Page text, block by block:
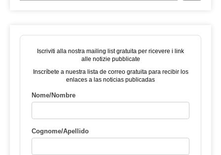
Iscriviti alla nostra mailing list gratuita per ricevere i link
alle notizie pubblicate
Inscríbete a nuestra lista de correo gratuita para recibir los
enlaces a las noticias publicadas
Nome/Nombre
Cognome/Apellido